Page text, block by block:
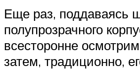
Еще раз, поддаваясь
полупрозрачного
всесторонне
затем, традиционно,